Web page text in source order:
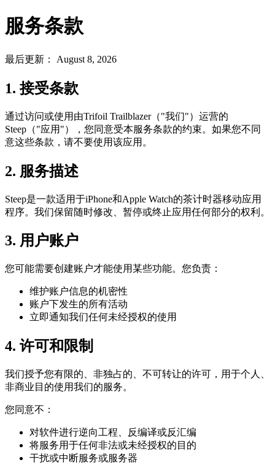
服务条款
最后更新： August 8, 2026
1. 接受条款
通过访问或使用由Trifoil Trailblazer（"我们"）运营的
Steep（"应用"），您同意受本服务条款的约束。如果您不同
意这些条款，请不要使用该应用。
2. 服务描述
Steep是一款适用于iPhone和Apple Watch的茶计时器移动应用
程序。我们保留随时修改、暂停或终止应用任何部分的权利。
3. 用户账户
您可能需要创建账户才能使用某些功能。您负责：
维护账户信息的机密性
账户下发生的所有活动
立即通知我们任何未经授权的使用
4. 许可和限制
我们授予您有限的、非独占的、不可转让的许可，用于个人、
非商业目的使用我们的服务。
您同意不：
对软件进行逆向工程、反编译或反汇编
将服务用于任何非法或未经授权的目的
干扰或中断服务或服务器